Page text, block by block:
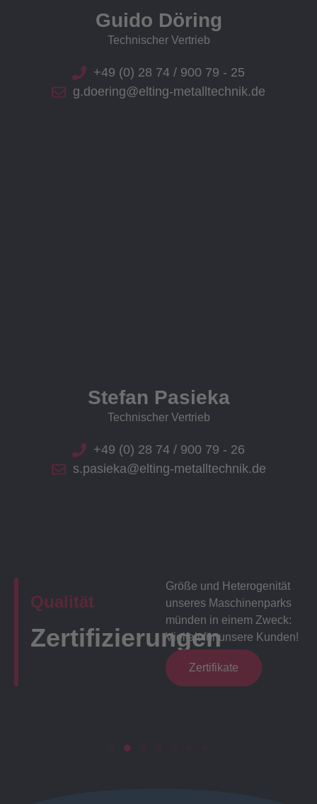
Guido Döring
Technischer Vertrieb
+49 (0) 28 74 / 900 79 - 25
g.doering@elting-metalltechnik.de
Stefan Pasieka
Technischer Vertrieb
+49 (0) 28 74 / 900 79 - 26
s.pasieka@elting-metalltechnik.de
Qualität
Zertifizierungen
Größe und Heterogenität
unseres Maschinenparks
münden in einem Zweck:
Vielfalt für unsere Kunden!
Zertifikate